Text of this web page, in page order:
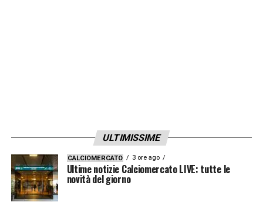
ULTIMISSIME
CALCIOMERCATO 3 ore ago
Ultime notizie Calciomercato LIVE: tutte le
novità del giorno